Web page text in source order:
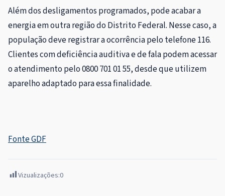
Além dos desligamentos programados, pode acabar a
energia em outra região do Distrito Federal. Nesse caso, a
população deve registrar a ocorrência pelo telefone 116.
Clientes com deficiência auditiva e de fala podem acessar
o atendimento pelo 0800 701 01 55, desde que utilizem
aparelho adaptado para essa finalidade.
Fonte GDF
Vizualizações:0